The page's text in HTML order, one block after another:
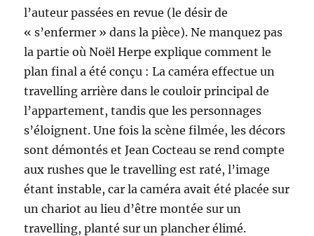
l’auteur passées en revue (le désir de
« s’enfermer » dans la pièce). Ne manquez pas
la partie où Noël Herpe explique comment le
plan final a été conçu : La caméra effectue un
travelling arrière dans le couloir principal de
l’appartement, tandis que les personnages
s’éloignent. Une fois la scène filmée, les décors
sont démontés et Jean Cocteau se rend compte
aux rushes que le travelling est raté, l’image
étant instable, car la caméra avait été placée sur
un chariot au lieu d’être montée sur un
travelling, planté sur un plancher élimé.